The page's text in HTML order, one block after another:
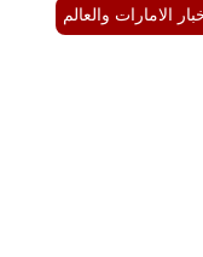
الامارات والعالم